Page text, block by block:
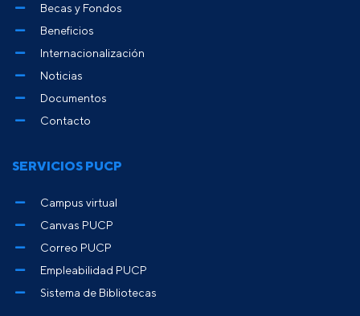
Becas y Fondos
Beneficios
Internacionalización
Noticias
Documentos
Contacto
SERVICIOS PUCP
Campus virtual
Canvas PUCP
Correo PUCP
Empleabilidad PUCP
Sistema de Bibliotecas